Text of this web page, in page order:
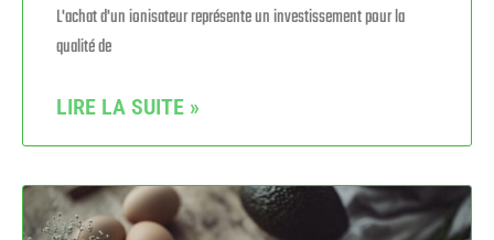
L'achat d'un ionisateur représente un investissement pour la
qualité de
LIRE LA SUITE »